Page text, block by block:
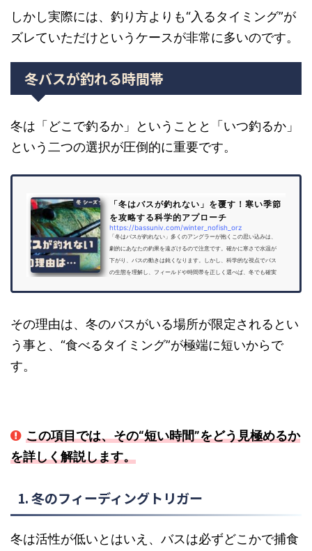
しかし実際には、釣り方よりも“入るタイミング”が
ズレていただけというケースが非常に多いのです。
冬バスが釣れる時間帯
冬は「どこで釣るか」ということと「いつ釣るか」
という二つの選択が圧倒的に重要です。
「冬はバスが釣れない」を覆す！寒い季節
を攻略する科学的アプローチ
https://bassuniv.com/winter_nofish_orz
「冬はバスが釣れない」多くのアングラーが抱くこの思い込みは、
劇的にあなたの釣果を遠ざけるので注意です。確かに寒さで水温が
下がり、バスの動きは鈍くなります。しかし、科学的な視点でバス
の生態を理解し、フィールドや時間帯を正しく選べば、冬でも確実
い季節でも自信を持ってバスを狙えるようになるでしょう。冬のバ
ス釣り理論に触れ...
その理由は、冬のバスがいる場所が限定されるとい
う事と、“食べるタイミング”が極端に短いからで
す。
この項目では、その“短い時間”をどう見極めるか
を詳しく解説します。
1. 冬のフィーディングトリガー
冬は活性が低いとはいえ、バスは必ずどこかで捕食